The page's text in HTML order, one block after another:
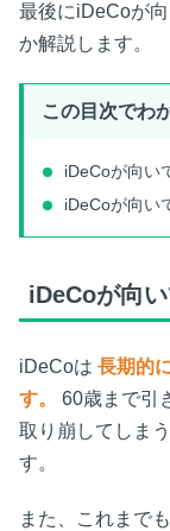
最後にiDeCoが
か解説します。
この目次でわ
iDeCoが向い
iDeCoが向い
iDeCoが向
iDeCoは 長期的
す。 60歳まで引
取り崩してしま
す。
また、これまで